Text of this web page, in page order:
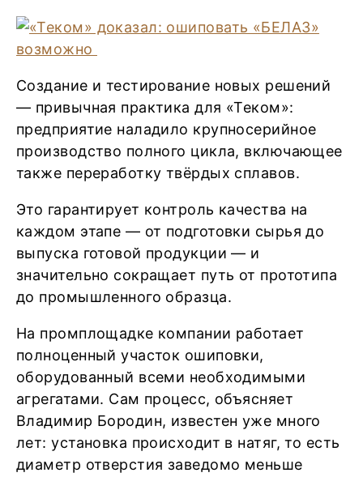
Создание и тестирование новых решений
— привычная практика для «Теком»:
предприятие наладило крупносерийное
производство полного цикла, включающее
также переработку твёрдых сплавов.
Это гарантирует контроль качества на
каждом этапе — от подготовки сырья до
выпуска готовой продукции — и
значительно сокращает путь от прототипа
до промышленного образца.
На промплощадке компании работает
полноценный участок ошиповки,
оборудованный всеми необходимыми
агрегатами. Сам процесс, объясняет
Владимир Бородин, известен уже много
лет: установка происходит в натяг, то есть
диаметр отверстия заведомо меньше